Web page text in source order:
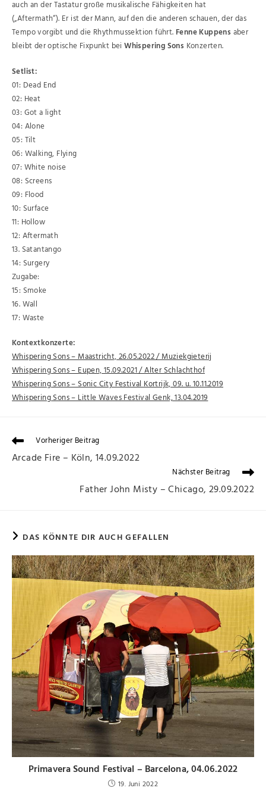
auch an der Tastatur große musikalische Fähigkeiten hat
(„Aftermath“). Er ist der Mann, auf den die anderen schauen, der das
Tempo vorgibt und die Rhythmussektion führt. Fenne Kuppens aber
bleibt der optische Fixpunkt beiWhispering Sons Konzerten.
Setlist:
01: Dead End
02: Heat
03: Got a light
04: Alone
05: Tilt
06: Walking, Flying
07: White noise
08: Screens
09: Flood
10: Surface
11: Hollow
12: Aftermath
13. Satantango
14: Surgery
Zugabe:
15: Smoke
16. Wall
17: Waste
Kontextkonzerte:
Whispering Sons – Maastricht, 26.05.2022 / Muziekgieterij
Whispering Sons – Eupen, 15.09.2021 / Alter Schlachthof
Whispering Sons – Sonic City Festival Kortrijk, 09. u. 10.11.2019
Whispering Sons – Little Waves Festival Genk, 13.04.2019
Vorheriger Beitrag
Arcade Fire – Köln, 14.09.2022
Nächster Beitrag
Father John Misty – Chicago, 29.09.2022
DAS KÖNNTE DIR AUCH GEFALLEN
Primavera Sound Festival – Barcelona, 04.06.2022
19. Juni 2022